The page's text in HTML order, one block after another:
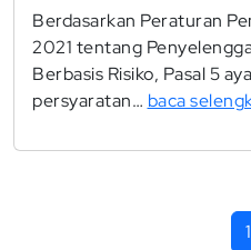
Berdasarkan Peraturan
2021 tentang
Berbasis Risiko, Pasal 5
persyaratan… baca
1